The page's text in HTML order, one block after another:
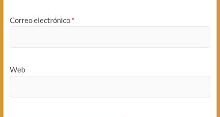
Correo electrónico *
Web